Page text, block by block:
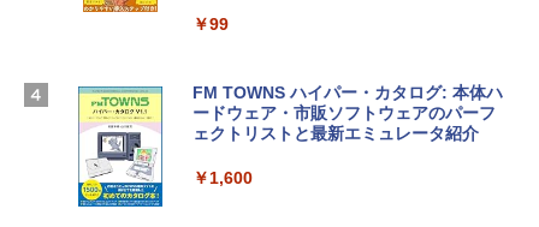
igence、13.6インチLiquid Retinaディ
ームカメラ、日本語キーボード、Touch I
D - スカイブルー
定バーチャルアイテムを含む】 【オンラ
インゲームコード】 ロブロックス | オン
ラインコード版
￥3,200
￥99
FM TOWNS ハイパー・カタログ: 本体ハ
ードウェア・市販ソフトウェアのパーフ
ェクトリストと最新エミュレータ紹介
￥1,600